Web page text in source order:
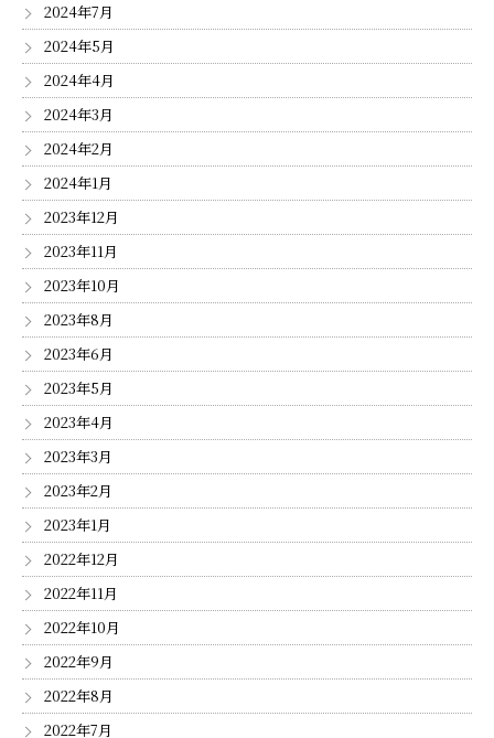
2024年7月
2024年5月
2024年4月
2024年3月
2024年2月
2024年1月
2023年12月
2023年11月
2023年10月
2023年8月
2023年6月
2023年5月
2023年4月
2023年3月
2023年2月
2023年1月
2022年12月
2022年11月
2022年10月
2022年9月
2022年8月
2022年7月